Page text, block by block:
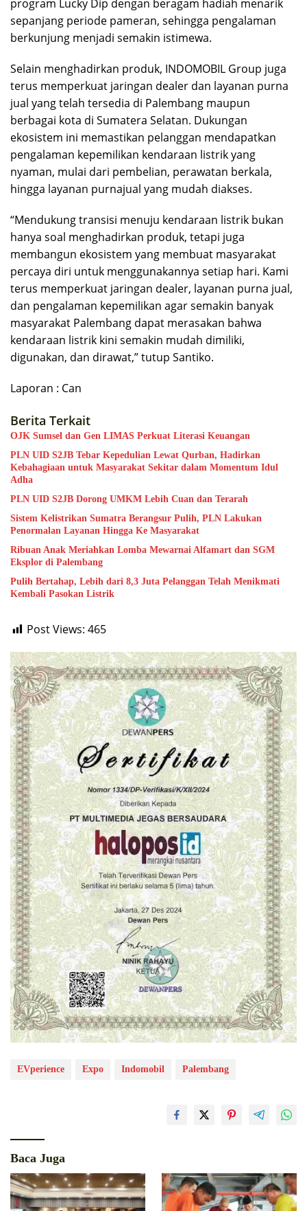
program Lucky Dip dengan beragam hadiah menarik
sepanjang periode pameran, sehingga pengalaman
berkunjung menjadi semakin istimewa.
Selain menghadirkan produk, INDOMOBIL Group juga
terus memperkuat jaringan dealer dan layanan purna
jual yang telah tersedia di Palembang maupun
berbagai kota di Sumatera Selatan. Dukungan
ekosistem ini memastikan pelanggan mendapatkan
pengalaman kepemilikan kendaraan listrik yang
nyaman, mulai dari pembelian, perawatan berkala,
hingga layanan purnajual yang mudah diakses.
“Mendukung transisi menuju kendaraan listrik bukan
hanya soal menghadirkan produk, tetapi juga
membangun ekosistem yang membuat masyarakat
percaya diri untuk menggunakannya setiap hari. Kami
terus memperkuat jaringan dealer, layanan purna jual,
dan pengalaman kepemilikan agar semakin banyak
masyarakat Palembang dapat merasakan bahwa
kendaraan listrik kini semakin mudah dimiliki,
digunakan, dan dirawat,” tutup Santiko.
Laporan : Can
Berita Terkait
OJK Sumsel dan Gen LIMAS Perkuat Literasi Keuangan
PLN UID S2JB Tebar Kepedulian Lewat Qurban, Hadirkan
Kebahagiaan untuk Masyarakat Sekitar dalam Momentum Idul
Adha
PLN UID S2JB Dorong UMKM Lebih Cuan dan Terarah
Sistem Kelistrikan Sumatra Berangsur Pulih, PLN Lakukan
Penormalan Layanan Hingga Ke Masyarakat
Ribuan Anak Meriahkan Lomba Mewarnai Alfamart dan SGM
Eksplor di Palembang
Pulih Bertahap, Lebih dari 8,3 Juta Pelanggan Telah Menikmati
Kembali Pasokan Listrik
Post Views: 465
EVperience Expo Indomobil Palembang
Baca Juga